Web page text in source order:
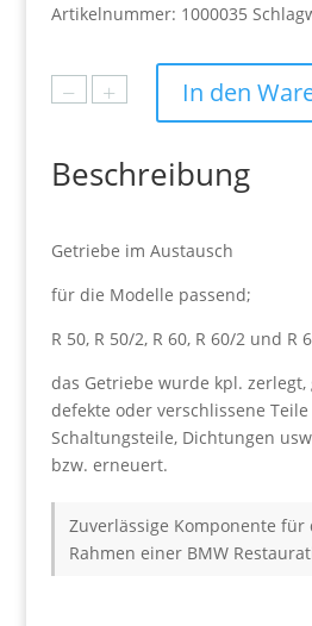
Artikelnummer: 1000035
Getriebe
bis
im
Menge
− + In den
Beschreibung
Getriebe im Austausch
für die Modelle passend;
R 50, R 50/2, R 60, R 60/2 und R
das Getriebe wurde kpl.
defekte oder verschlissene
Schaltungsteile, Dichtungen
bzw. erneuert.
Zuverlässige Komponente für
Rahmen einer BMW